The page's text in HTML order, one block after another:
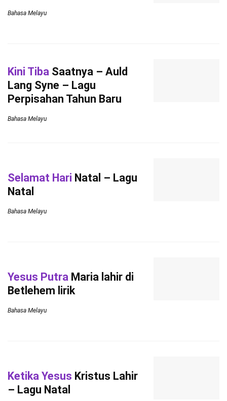
Bahasa Melayu
Kini Tiba Saatnya – Auld
Lang Syne – Lagu
Perpisahan Tahun Baru
Bahasa Melayu
Selamat Hari Natal – Lagu
Natal
Bahasa Melayu
Yesus Putra Maria lahir di
Betlehem lirik
Bahasa Melayu
Ketika Yesus Kristus Lahir
– Lagu Natal